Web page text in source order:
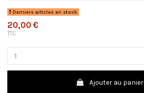
Derniers articles en stock
20,00 €
TTC
Ajouter au panier